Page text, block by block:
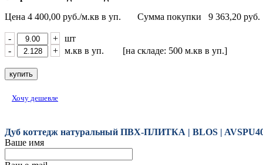
Цена 4 400,00 руб./м.кв в уп. Сумма покупки 9 363,20 руб.
- +
шт
-
+ м.кв в уп. [на складе: 500 м.кв в уп.]
Хочу дешевле
Дуб коттедж натуральный ПВХ-ПЛИТКА | BLOS |
Ваше имя